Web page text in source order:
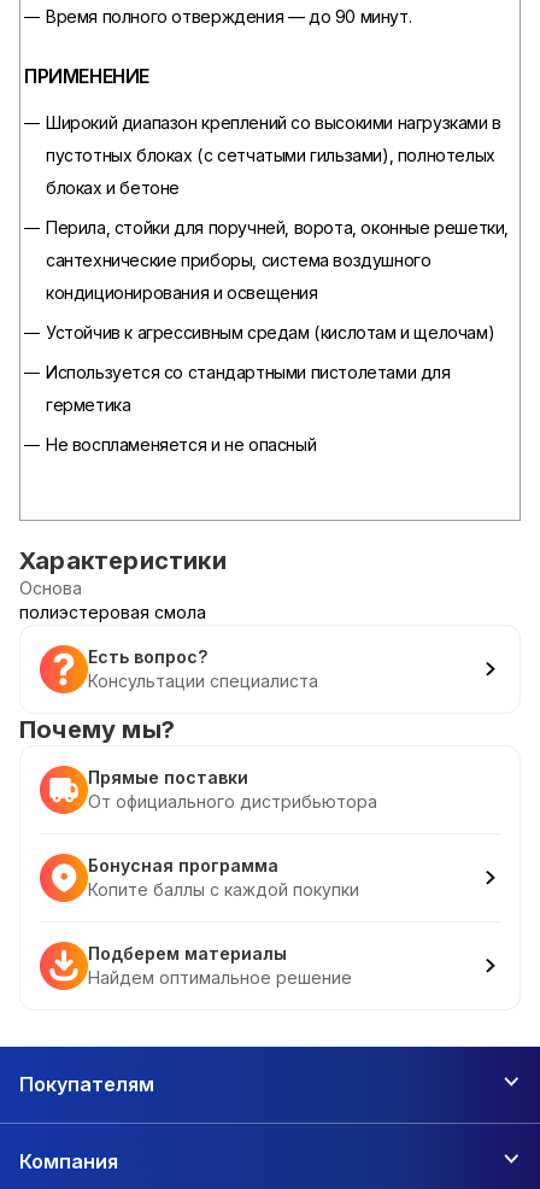
Время полного отверждения — до 90 минут.
ПРИМЕНЕНИЕ
Широкий диапазон креплений со высокими нагрузками в
пустотных блоках (с сетчатыми гильзами), полнотелых
блоках и бетоне
Перила, стойки для поручней, ворота, оконные решетки,
сантехнические приборы, система воздушного
кондиционирования и освещения
Устойчив к агрессивным средам (кислотам и щелочам)
Используется со стандартными пистолетами для
герметика
Не воспламеняется и не опасный
Характеристики
Основа
полиэстеровая смола
Есть вопрос?
Консультации специалиста
Почему мы?
Прямые поставки
От официального дистрибьютора
Бонусная программа
Копите баллы с каждой покупки
Подберем материалы
Найдем оптимальное решение
Покупателям
Компания